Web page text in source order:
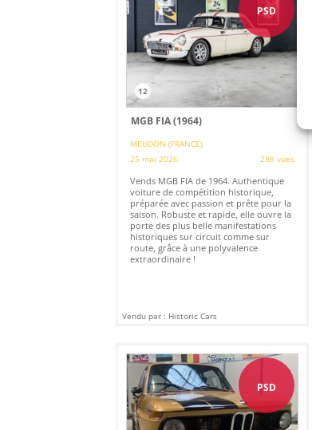
PSD
12
MGB FIA (1964)
MEUDON (FRANCE)
25 mai 2026
298 vues
Vends MGB FIA de 1964. Authentique
voiture de compétition historique,
préparée avec passion et prête pour la
saison. Robuste et rapide, elle ouvre la
porte des plus belle manifestations
historiques sur circuit comme sur
route, grâce à une polyvalence
extraordinaire !
Vendu par : Historic Cars
PSD